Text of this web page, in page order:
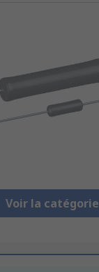
Voir la catégorie